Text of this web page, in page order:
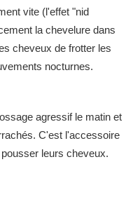
vite (l'effet "nid
la chevelure dans
cheveux de frotter les
nocturnes.
agressif le matin et
C'est l'accessoire
leurs cheveux.